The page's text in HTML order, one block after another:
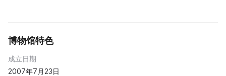
博物馆特色
成立日期
2007年7月23日